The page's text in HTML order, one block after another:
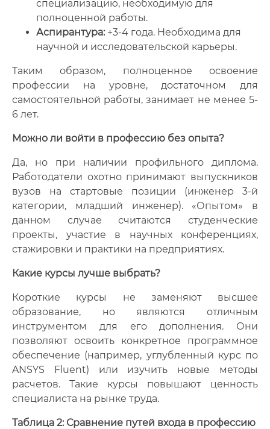
специализацию, необходимую для
полноценной работы.
Аспирантура:+3-4 года. Необходима для
научной и исследовательской карьеры.
Таким образом, полноценное освоение
профессии на уровне, достаточном для
самостоятельной работы, занимает не менее 5-
6 лет.
Можно ли войти в профессию без опыта?
Да, но при наличии профильного диплома.
Работодатели охотно принимают выпускников
вузов на стартовые позиции (инженер 3-й
категории, младший инженер). «Опытом» в
данном случае считаются студенческие
проекты, участие в научных конференциях,
стажировки и практики на предприятиях.
Какие курсы лучше выбрать?
Короткие курсы не заменяют высшее
образование, но являются отличным
инструментом для его дополнения. Они
позволяют освоить конкретное программное
обеспечение (например, углубленный курс по
ANSYS Fluent) или изучить новые методы
расчетов. Такие курсы повышают ценность
специалиста на рынке труда.
Таблица 2: Сравнение путей входа в профессию